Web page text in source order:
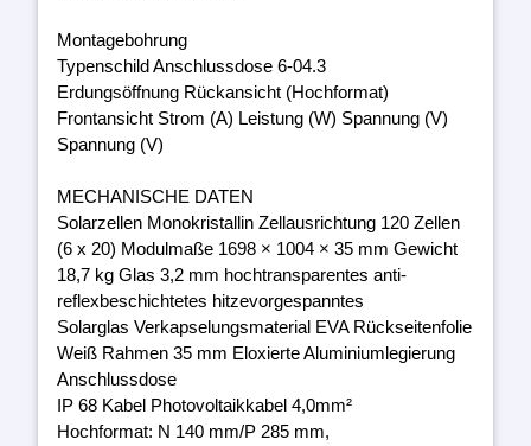
Montagebohrung
Typenschild Anschlussdose 6-04.3
Erdungsöffnung Rückansicht (Hochformat)
Frontansicht Strom (A) Leistung (W) Spannung (V)
Spannung (V)
MECHANISCHE DATEN
Solarzellen Monokristallin Zellausrichtung 120 Zellen
(6 x 20) Modulmaße 1698 × 1004 × 35 mm Gewicht
18,7 kg Glas 3,2 mm hochtransparentes anti-
reflexbeschichtetes hitzevorgespanntes
Solarglas Verkapselungsmaterial EVA Rückseitenfolie
Weiß Rahmen 35 mm Eloxierte Aluminiumlegierung
Anschlussdose
IP 68 Kabel Photovoltaikkabel 4,0mm²
Hochformat: N 140 mm/P 285 mm,